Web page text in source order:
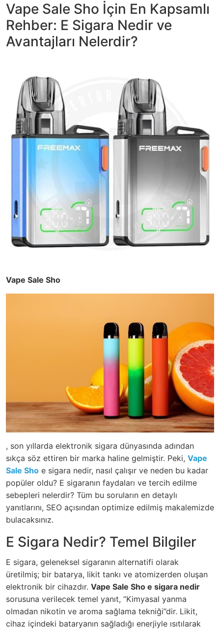
Vape Sale Sho İçin En Kapsamlı
Rehber: E Sigara Nedir ve
Avantajları Nelerdir?
Vape Sale Sho
, son yıllarda elektronik sigara dünyasında adından
sıkça söz ettiren bir marka haline gelmiştir. Peki, Vape
Sale Sho e sigara nedir, nasıl çalışır ve neden bu kadar
popüler oldu? E sigaranın faydaları ve tercih edilme
sebepleri nelerdir? Tüm bu soruların en detaylı
yanıtlarını, SEO açısından optimize edilmiş makalemizde
bulacaksınız.
E Sigara Nedir? Temel Bilgiler
E sigara, geleneksel sigaranın alternatifi olarak
üretilmiş; bir batarya, likit tankı ve atomizerden oluşan
elektronik bir cihazdır. Vape Sale Sho e sigara nedir
sorusuna verilecek temel yanıt, “Kimyasal yanma
olmadan nikotin ve aroma sağlama tekniği”dir. Likit,
cihaz içindeki bataryanın sağladığı enerjiyle ısıtılarak